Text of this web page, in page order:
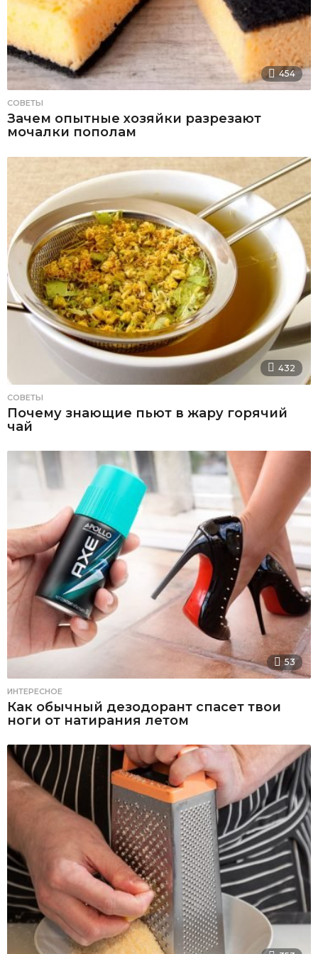
454
СОВЕТЫ
Зачем опытные хозяйки разрезают
мочалки пополам
432
СОВЕТЫ
Почему знающие пьют в жару горячий
чай
53
ИНТЕРЕСНОЕ
Как обычный дезодорант спасет твои
ноги от натирания летом